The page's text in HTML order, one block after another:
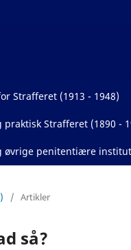
Strafferet (1913 - 1948)
Strafferet (1890 -
penitentiære
/ Artikler
så?